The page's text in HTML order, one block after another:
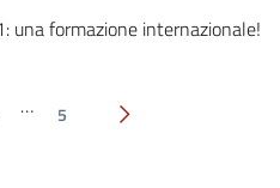
una formazione internazionale!
… 5 Pagina successiva